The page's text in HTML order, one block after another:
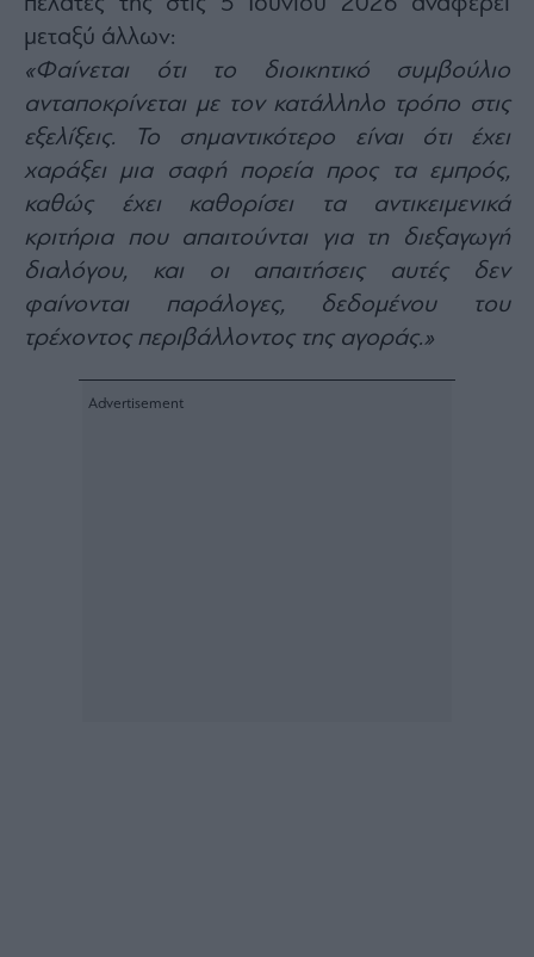
μεταξύ άλλων:
«Φαίνεται ότι το διοικητικό συμβούλιο
ανταποκρίνεται με τον κατάλληλο τρόπο στις
εξελίξεις. Το σημαντικότερο είναι ότι έχει
χαράξει μια σαφή πορεία προς τα εμπρός,
καθώς έχει καθορίσει τα αντικειμενικά
κριτήρια που απαιτούνται για τη διεξαγωγή
διαλόγου, και οι απαιτήσεις αυτές δεν
φαίνονται παράλογες, δεδομένου του
τρέχοντος περιβάλλοντος της αγοράς.»